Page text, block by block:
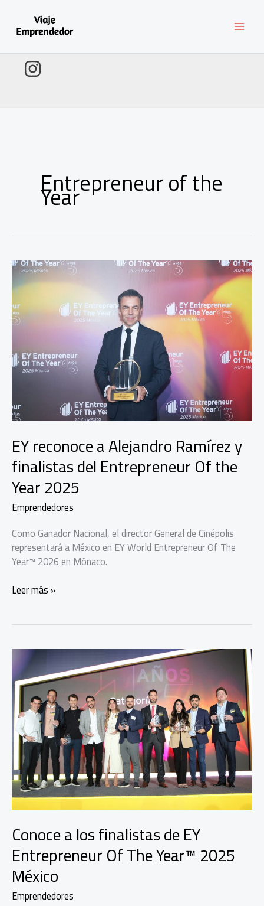
contenido
Entrepreneur of the
Year
EY reconoce a Alejandro Ramírez y
finalistas del Entrepreneur Of the
Year 2025
Emprendedores
Como Ganador Nacional, el director General de Cinépolis
representará a México en EY World Entrepreneur Of The
Year™ 2026 en Mónaco.
EY
Ramírez
finalistas
del
Entrepreneur
Of
the
Year
2025
Leer más »
Conoce a los finalistas de EY
Entrepreneur Of The Year™ 2025
México
Emprendedores